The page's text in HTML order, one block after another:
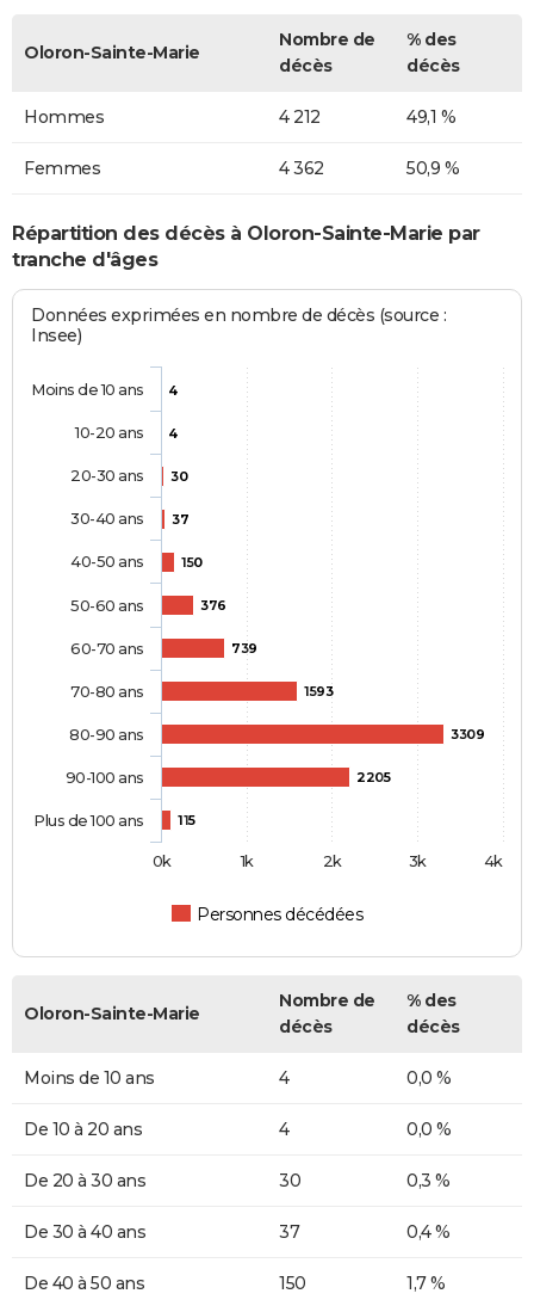
Oloron-Sainte-Marie
Nombre de
décès
% des
décès
Hommes 4 212 49,1 %
Femmes 4 362 50,9 %
Répartition des décès à Oloron-Sainte-Marie par
tranche d'âges
Données exprimées en nombre de décès (source :
Insee)
4
4
30
37
150
376
739
1593
3309
2205
115
Personnes décédées
Moins de 10 ans
10-20 ans
20-30 ans
30-40 ans
40-50 ans
50-60 ans
60-70 ans
70-80 ans
80-90 ans
90-100 ans
Plus de 100 ans
0k 1k 2k 3k 4k
Oloron-Sainte-Marie
Nombre de
décès
% des
décès
Moins de 10 ans 4 0,0 %
De 10 à 20 ans 4 0,0 %
De 20 à 30 ans 30 0,3 %
De 30 à 40 ans 37 0,4 %
De 40 à 50 ans 150 1,7 %